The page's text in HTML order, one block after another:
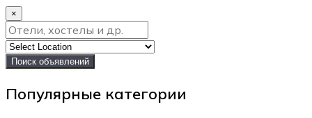
×
Поиск объявлений
Популярные категории